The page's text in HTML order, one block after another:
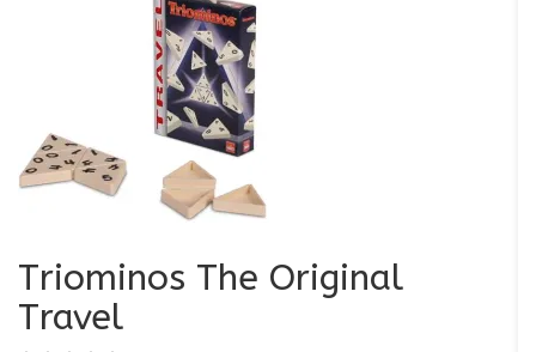
Triominos The Original
Travel